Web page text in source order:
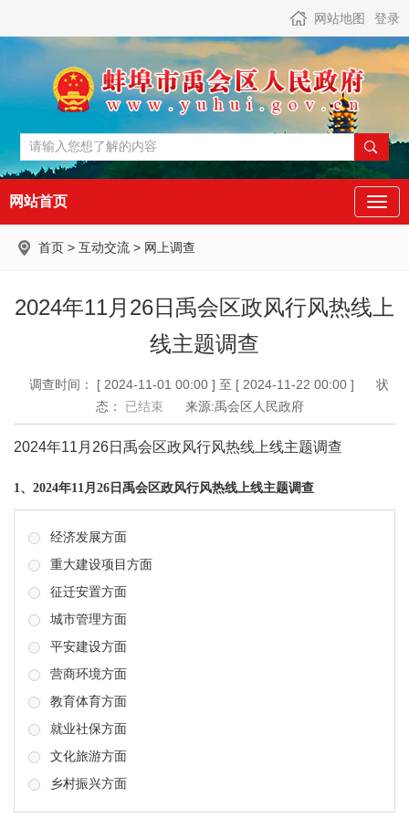
网站地图 登录
网站首页
首页 > 互动交流 > 网上调查
2024年11月26日禹会区政风行风热线上
线主题调查
调查时间： [ 2024-11-01 00:00 ] 至 [ 2024-11-22 00:00 ]
状
态： 已结束 来源:禹会区人民政府
2024年11月26日禹会区政风行风热线上线主题调查
1、2024年11月26日禹会区政风行风热线上线主题调查
经济发展方面
重大建设项目方面
征迁安置方面
城市管理方面
平安建设方面
营商环境方面
教育体育方面
就业社保方面
文化旅游方面
乡村振兴方面